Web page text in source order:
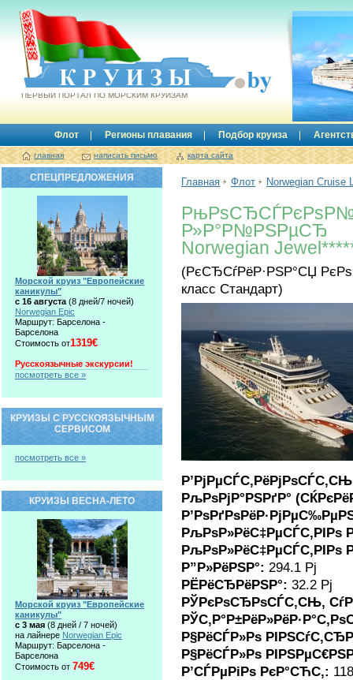
Круизы.by
ПЕРВЫЙ ПОРТАЛ ПО МОРСКИМ КРУИЗАМ
Флот Регионы плавания Подбор круиза
главная написать письмо карта сайта
Главная Флот Norwegian Cruise
Р»Р°Р№РЅРµСЂ
Norwegian
(РєСЂСѓРёР·РЅР°СЏ
класс Стандарт)
РљРѕРјР°РЅРґР°
РљРѕР»РёС‡РµСЃС‚РІРѕ
РљРѕР»РёС‡РµСЃС‚РІРѕ
Р”Р»РёРЅР°: 294.1 Рј
РЁРёСЂРёРЅР°: 32.2 Рј
РЎРєРѕСЂРѕСЃС‚СЊ,
Р§РёСЃР»Рѕ
Р§РёСЃР»Рѕ
Р’СЃРµРіРѕ РєР°СЋС‚:
СПЕЦПРЕДЛОЖЕНИЯ
Морской круиз "Европейские
каникулы"
с 16 августа (8 дней/7 ночей)
Norwegian Epic
Маршрут: Барселона -
Барселона
Стоимость от1319€
Русскоязычные экскурсии!
посмотреть все »
КРУИЗЫ С РУССКОЯЗЫЧНЫМ
СЕРВИСОМ
посмотреть все »
КРУИЗЫ ВЕСНА-ЛЕТО
Морской круиз "Европейские
каникулы"
c 3 мая (8 дней / 7 ночей)
на лайнере Norwegian Epic
Маршрут: Барселона -
Барселона
Стоимость от 749€